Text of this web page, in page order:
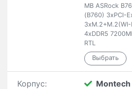
MB ASRock
(B760) 3xPCI-
4xDDR5
RTL
Корпус:
Montech